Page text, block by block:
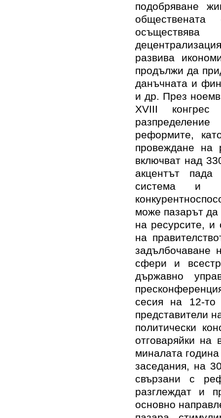
подобряване
обществената
развива
продължи да
данъчната и
и др. През
XVIII
реформите,
провеждане на
включват над
акцентът
система и
може пазарът
на ресурсите,
на
задълбочаване
сфери и
държавно
сесия на 12-то
представители
политически
отговаряйки
миналата
заседания, на
свързани с
разглеждат и
основно